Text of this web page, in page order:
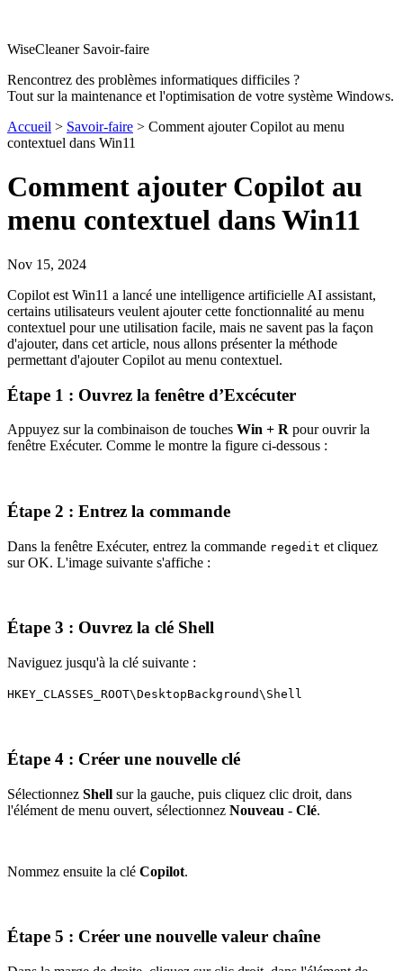
WiseCleaner Savoir-faire
Rencontrez des problèmes informatiques difficiles ?
Tout sur la maintenance et l'optimisation de votre système Windows.
Accueil > Savoir-faire > Comment ajouter Copilot au menu
contextuel dans Win11
Comment ajouter Copilot au
menu contextuel dans Win11
Nov 15, 2024
Copilot est Win11 a lancé une intelligence artificielle AI assistant,
certains utilisateurs veulent ajouter cette fonctionnalité au menu
contextuel pour une utilisation facile, mais ne savent pas la façon
d'ajouter, dans cet article, nous allons présenter la méthode
permettant d'ajouter Copilot au menu contextuel.
Étape 1 : Ouvrez la fenêtre d’Excécuter
Appuyez sur la combinaison de touches Win + R pour ouvrir la
fenêtre Exécuter. Comme le montre la figure ci-dessous :
Étape 2 : Entrez la commande
Dans la fenêtre Exécuter, entrez la commande regedit et cliquez
sur OK. L'image suivante s'affiche :
Étape 3 : Ouvrez la clé Shell
Naviguez jusqu'à la clé suivante :
HKEY_CLASSES_ROOT\DesktopBackground\Shell
Étape 4 : Créer une nouvelle clé
Sélectionnez Shell sur la gauche, puis cliquez clic droit, dans
l'élément de menu ouvert, sélectionnez Nouveau - Clé.
Nommez ensuite la clé Copilot.
Étape 5 : Créer une nouvelle valeur chaîne